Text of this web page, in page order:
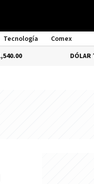
Tecnología
Comex
DÓLAR TURISTA0.34%